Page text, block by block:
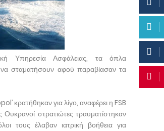
Υπηρεσία Ασφάλειας, τα όπλα
να σταματήσουν αφού παραβίασαν τα
κρατήθηκαν για λίγο, αναφέρει η FSB
στρατιώτες τραυματίστηκαν
τους έλαβαν ιατρική βοήθεια για